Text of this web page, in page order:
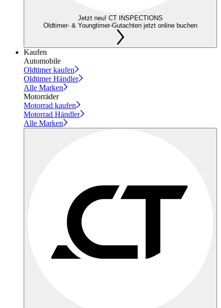
Jetzt neu! CT INSPECTIONS
Oldtimer- & Youngtimer-Gutachten jetzt online buchen
Kaufen
Automobile
Oldtimer kaufen
Oldtimer Händler
Alle Marken
Motorräder
Motorrad kaufen
Motorrad Händler
Alle Marken